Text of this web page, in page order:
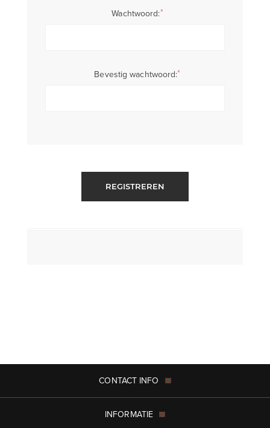
Wachtwoord:*
Bevestig wachtwoord:*
REGISTREREN
CONTACT INFO
INFORMATIE